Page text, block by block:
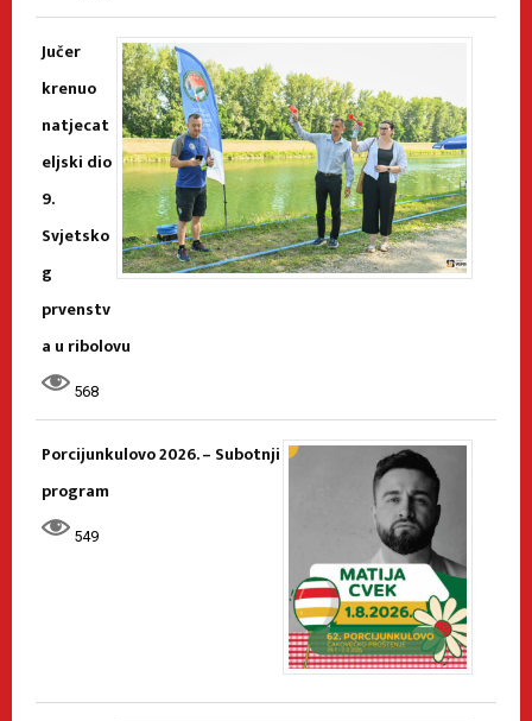
Jučer
krenuo
natjecat
eljski dio
9.
Svjetsko
g
prvenstv
a u ribolovu
568
Porcijunkulovo 2026. – Subotnji
program
549